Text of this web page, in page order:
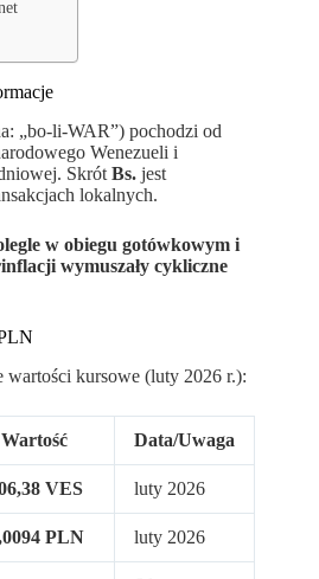
„bo-li-WAR”) pochodzi od
Wenezueli i
Skrót Bs. jest
lokalnych.
w obiegu gotówkowym i
wymuszały cykliczne
wartości kursowe (luty 2026 r.):
Wartość Data/Uwaga
VES luty 2026
PLN luty 2026